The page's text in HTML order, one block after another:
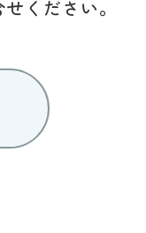
ください。